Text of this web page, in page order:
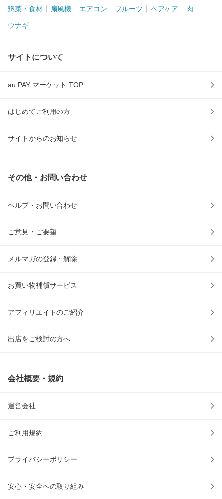
惣菜・食材 扇風機 エアコン フルーツ ヘアケア 肉
ウナギ
サイトについて
au PAY マーケット TOP
はじめてご利用の方
サイトからのお知らせ
その他・お問い合わせ
ヘルプ・お問い合わせ
ご意見・ご要望
メルマガの登録・解除
お買い物補償サービス
アフィリエイトのご紹介
出店をご検討の方へ
会社概要・規約
運営会社
ご利用規約
プライバシーポリシー
安心・安全への取り組み